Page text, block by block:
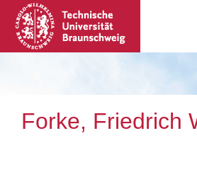
Forke, Friedrich